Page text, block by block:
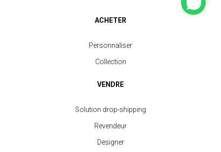
ACHETER
Personnaliser
Collection
VENDRE
Solution drop-shipping
Revendeur
Designer